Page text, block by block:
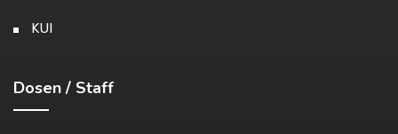
KUI
Dosen / Staff